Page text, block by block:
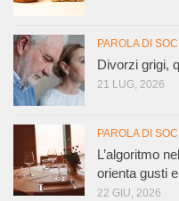
PAROLA DI
Divorzi grigi,
21 LUG, 2026
PAROLA DI
L’algoritmo
orienta gusti
22 GIU, 2026